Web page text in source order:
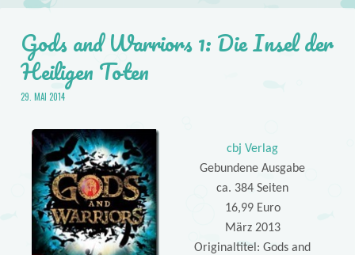
Gods and Warriors 1: Die Insel der
Heiligen Toten
29. MAI 2014
cbj Verlag
Gebundene Ausgabe
ca. 384 Seiten
16,99 Euro
März 2013
Originaltitel: Gods and